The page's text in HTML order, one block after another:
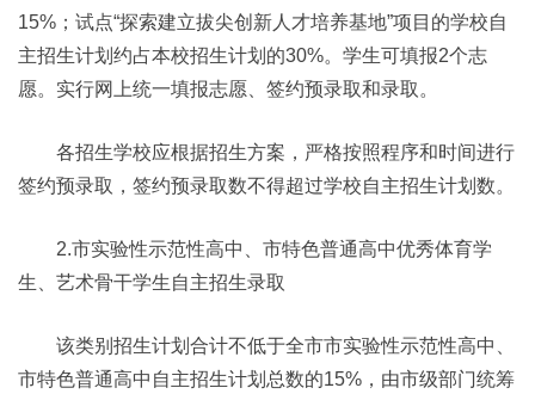
15%；试点“探索建立拔尖创新人才培养基地”项目的学校自
主招生计划约占本校招生计划的30%。学生可填报2个志
愿。实行网上统一填报志愿、签约预录取和录取。
各招生学校应根据招生方案，严格按照程序和时间进行
签约预录取，签约预录取数不得超过学校自主招生计划数。
2.市实验性示范性高中、市特色普通高中优秀体育学
生、艺术骨干学生自主招生录取
该类别招生计划合计不低于全市市实验性示范性高中、
市特色普通高中自主招生计划总数的15%，由市级部门统筹